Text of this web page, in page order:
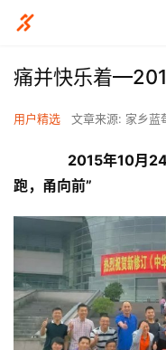
痛并快乐着
用户精选 文章来源: 家乡蓝
2015年10月24日
跑，甬向前”